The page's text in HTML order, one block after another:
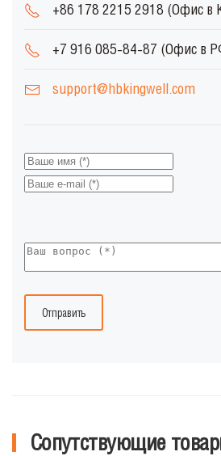
+86 178 2215 2918 (Офис в
+7 916 085-84-87 (Офис в
support@hbkingwell.com
Отправить
Сопутствующие